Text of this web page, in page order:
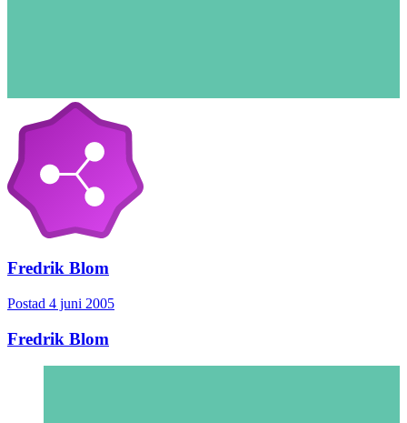
Fredrik Blom
Postad 4 juni 2005
Fredrik Blom